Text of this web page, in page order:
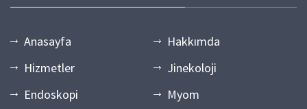
Anasayfa
Hakkımda
Hizmetler
Jinekoloji
Endoskopi
Myom